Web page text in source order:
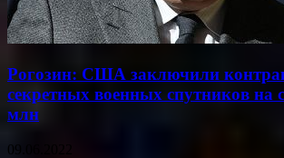
Рогозин: США заключили
секретных военных спутников на
млн
09.06.2022